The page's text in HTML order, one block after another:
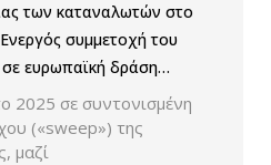
των καταναλωτών στο
συμμετοχή του
ευρωπαϊκή δράση
τιμών και των
2025 σε συντονισμένη
(«sweep») της
μαζί